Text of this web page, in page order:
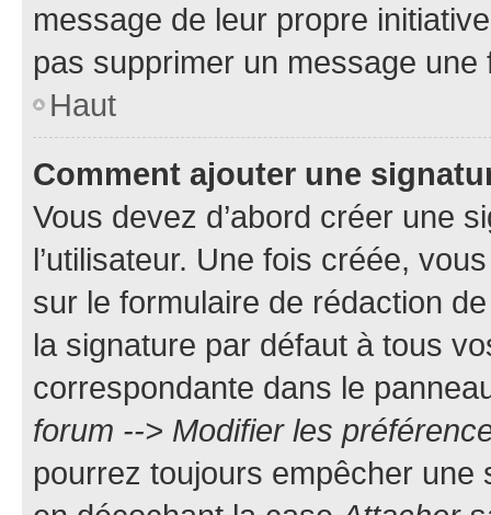
message de leur propre
pas supprimer un message une
Haut
Comment ajouter une
Vous devez d’abord créer une
l’utilisateur. Une fois créée,
sur le formulaire de rédaction
la signature par défaut à tous
correspondante dans le
forum --> Modifier les
pourrez toujours empêcher une